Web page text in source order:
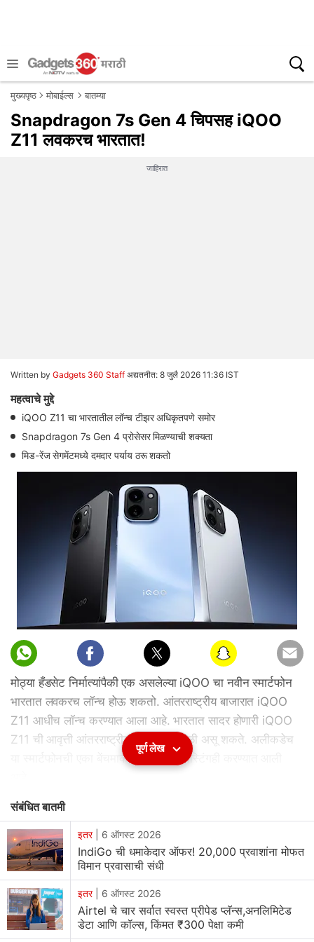
मुख्यपृष्ठ मोबाईल्स बातम्या
Snapdragon 7s Gen 4 चिपसह iQOO
Z11 लवकरच भारतात!
जाहिरात
Written by Gadgets 360 Staff अद्यतनीत: 8 जुलै 2026 11:36 IST
महत्वाचे मुद्दे
iQOO Z11 चा भारतातील लॉन्च टीझर अधिकृतपणे समोर
Snapdragon 7s Gen 4 प्रोसेसर मिळण्याची शक्यता
मिड-रेंज सेगमेंटमध्ये दमदार पर्याय ठरू शकतो
मोठ्या हँडसेट निर्मात्यांपैकी एक असलेल्या iQOO चा नवीन स्मार्टफोन
भारतात लवकरच लॉन्च होऊ शकतो. आंतरराष्ट्रीय बाजारात iQOO
Z11 आधीच लॉन्च करण्यात आला आहे. भारतात सादर होणारी iQOO
Z11 ची आवृत्ती आंतरराष्ट्रीय मॉडेलपेक्षा वेगळी असू शकते. अलीकडेच
या स्मार्टफोनची एका बेंचमार्क प्लॅटफॉर्मवर लिस्टिंगही करण्यात आली
भारतातील iQOO चे CEO, निपुण मर्या यांनी सोशल मीडिया प्लॅटफॉर्म X
वर केलेल्या पोस्टमध्ये कंपनीच्या Z11 सिरीजमधील एका स्मार्टफोनच्या
लवकरच लॉन्च होण्याचा टीझर दिला आहे. मात्र, कंपनीने स्मार्टफोनचे
मॉडेल कोणते असेल याची माहिती दिलेली नाही. हा iQOO Z11 असू
शकतो. हा स्मार्टफोन चीन आणि मलेशियामध्ये वेगवेगळ्या हार्डवेअर
कॉन्फिगरेशनसह सादर करण्यात आला आहे. चीनमध्ये लॉन्च करण्यात
आलेल्या व्हेरिएंटमध्ये MediaTek Dimensity 8500 प्रोसेसर
पूर्ण लेख
संबंधित बातमी
इतर| 6 ऑगस्ट 2026
IndiGo ची धमाकेदार ऑफर! 20,000 प्रवाशांना मोफत
विमान प्रवासाची संधी
इतर| 6 ऑगस्ट 2026
Airtel चे चार सर्वात स्वस्त प्रीपेड प्लॅन्स,अनलिमिटेड
डेटा आणि कॉल्स, किंमत ₹300 पेक्षा कमी